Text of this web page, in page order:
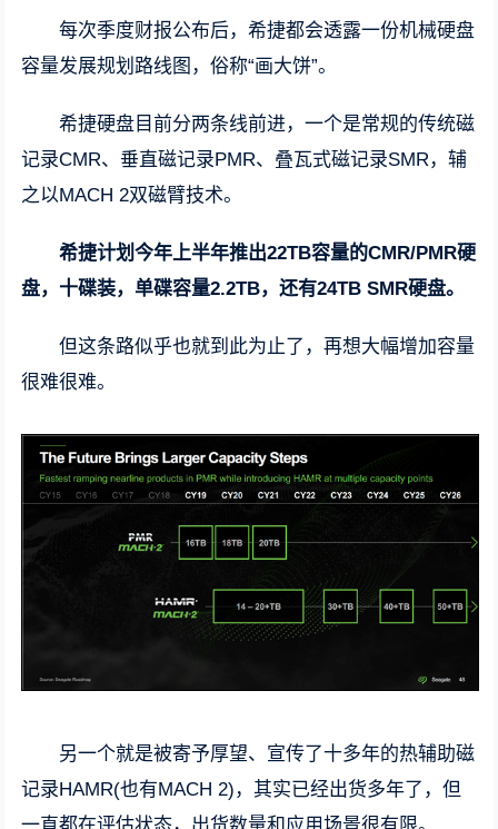
每次季度财报公布后，希捷都会透露一份机械硬盘
容量发展规划路线图，俗称“画大饼”。
希捷硬盘目前分两条线前进，一个是常规的传统磁
记录CMR、垂直磁记录PMR、叠瓦式磁记录SMR，辅
之以MACH 2双磁臂技术。
希捷计划今年上半年推出22TB容量的CMR/PMR硬
盘，十碟装，单碟容量2.2TB，还有24TB SMR硬盘。
但这条路似乎也就到此为止了，再想大幅增加容量
很难很难。
另一个就是被寄予厚望、宣传了十多年的热辅助磁
记录HAMR(也有MACH 2)，其实已经出货多年了，但